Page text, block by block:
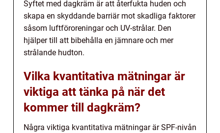
Syftet med dagkräm är att återfukta huden och
skapa en skyddande barriär mot skadliga faktorer
såsom luftföroreningar och UV-strålar. Den
hjälper till att bibehålla en jämnare och mer
strålande hudton.
Vilka kvantitativa mätningar är
viktiga att tänka på när det
kommer till dagkräm?
Några viktiga kvantitativa mätningar är SPF-nivån